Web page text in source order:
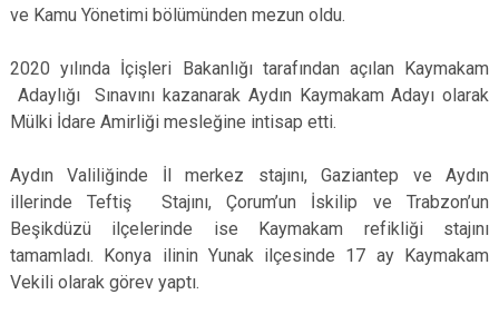
ve Kamu Yönetimi bölümünden mezun oldu.
2020 yılında İçişleri Bakanlığı tarafından açılan Kaymakam
Adaylığı Sınavını kazanarak Aydın Kaymakam Adayı olarak
Mülki İdare Amirliği mesleğine intisap etti.
Aydın Valiliğinde İl merkez stajını, Gaziantep ve Aydın
illerinde Teftiş Stajını, Çorum’un İskilip ve Trabzon’un
Beşikdüzü ilçelerinde ise Kaymakam refikliği stajını
tamamladı. Konya ilinin Yunak ilçesinde 17 ay Kaymakam
Vekili olarak görev yaptı.